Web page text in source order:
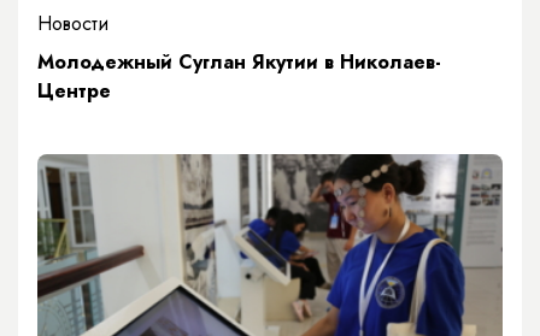
Новости
Молодежный Суглан Якутии в Николаев-
Центре